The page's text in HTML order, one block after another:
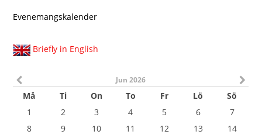
Evenemangskalender
Briefly in English
Jun 2026
Må Ti On To Fr Lö
Sö
1
2 3 4 5 6
7
8
9 10 11 12 13
14